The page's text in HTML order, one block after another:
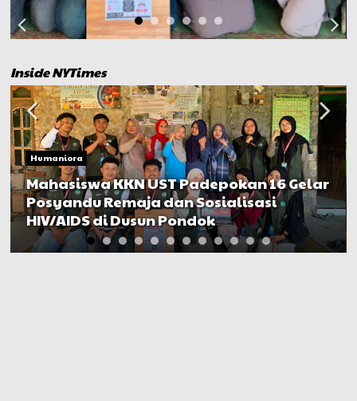
Inside NYTimes
Humaniora
Mahasiswa KKN UST Padepokan 16 Gelar
Posyandu Remaja dan Sosialisasi
HIV/AIDS di Dusun Pondok